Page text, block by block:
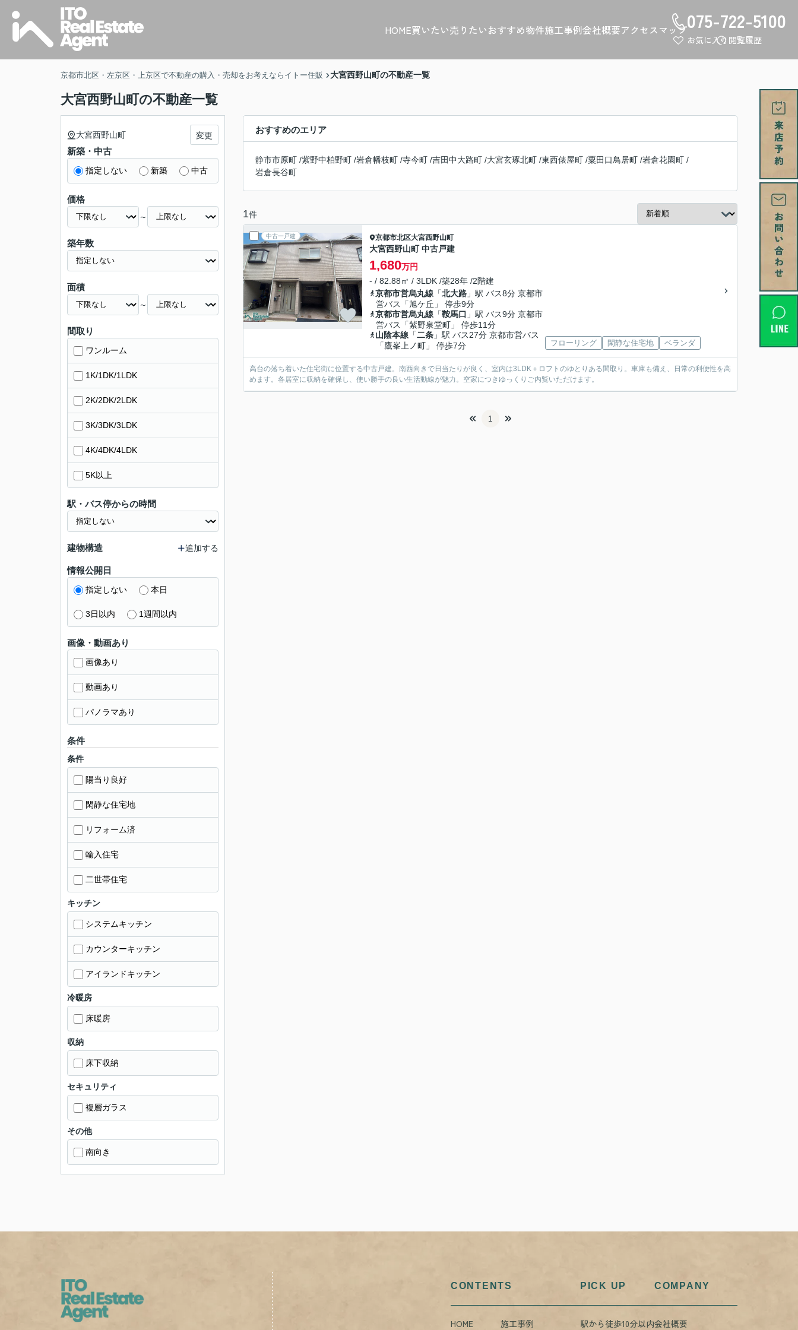
HOME買いたい売りたいおすすめ物件施工事例会社概要アクセスマップ075-722-5100
お気に入り 閲覧履歴
京都市北区・左京区・上京区で不動産の購入・売却をお考えならイトー住販 大宮西野山町の不動産一覧
大宮西野山町の不動産一覧
おすすめのエリア
静市市原町 /紫野中柏野町 /岩倉幡枝町 /寺今町 /吉田中大路町 /大宮玄琢北町 /東西俵屋町 /粟田口鳥居町 /岩倉花園町 /
岩倉長谷町
1件
中古一戸建 京都市北区大宮西野山町
大宮西野山町 中古戸建
1,680万円
- / 82.88㎡ / 3LDK /築28年 /2階建
京都市営烏丸線 「北大路 」駅 バス8分 京都市
営バス「旭ケ丘」 停歩9分
京都市営烏丸線 「鞍馬口 」駅 バス9分 京都市
営バス「紫野泉堂町」 停歩11分
山陰本線 「二条 」駅 バス27分 京都市営バス
「鷹峯上ノ町」 停歩7分
フローリング 閑静な住宅地 ベランダ
高台の落ち着いた住宅街に位置する中古戸建。南西向きで日当たりが良く、室内は3LDK＋ロフトのゆとりある間取り。車庫も備え、日常の利便性を高
めます。各居室に収納を確保し、使い勝手の良い生活動線が魅力。空家につきゆっくりご内覧いただけます。
1
大宮西野山町 変更
新築・中古
指定しない 新築 中古
価格
～
築年数
面積
～
間取り
ワンルーム
1K/1DK/1LDK
2K/2DK/2LDK
3K/3DK/3LDK
4K/4DK/4LDK
5K以上
駅・バス停からの時間
建物構造 追加する
情報公開日
指定しない 本日
3日以内 1週間以内
画像・動画あり
画像あり
動画あり
パノラマあり
条件
条件
陽当り良好
閑静な住宅地
リフォーム済
輸入住宅
二世帯住宅
キッチン
システムキッチン
カウンターキッチン
アイランドキッチン
冷暖房
床暖房
収納
床下収納
セキュリティ
複層ガラス
その他
南向き
CONTENTS
HOME 施工事例
PICK UP
駅から徒歩10分以内
COMPANY
会社概要